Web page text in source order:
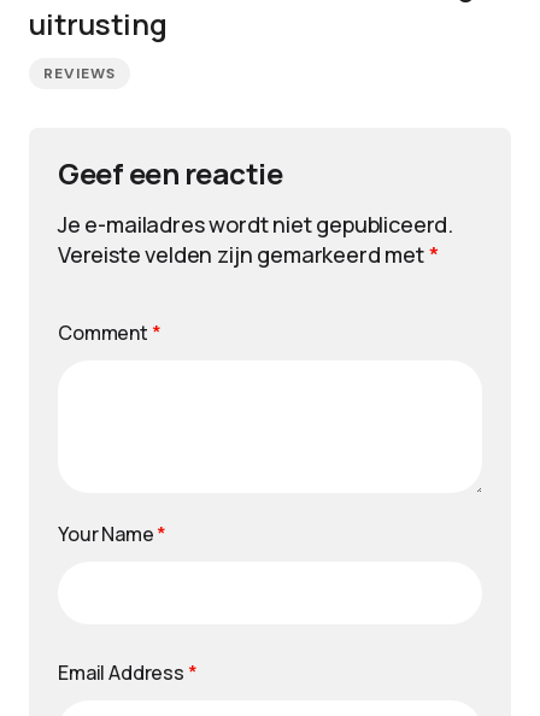
uitrusting
REVIEWS
Geef een reactie
Je e-mailadres wordt niet gepubliceerd.
Vereiste velden zijn gemarkeerd met*
Comment *
Your Name*
Email Address *